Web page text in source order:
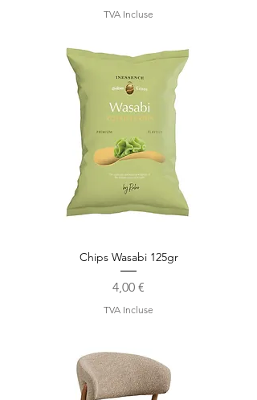
TVA Incluse
Chips Wasabi 125gr
Prix
4,00 €
TVA Incluse